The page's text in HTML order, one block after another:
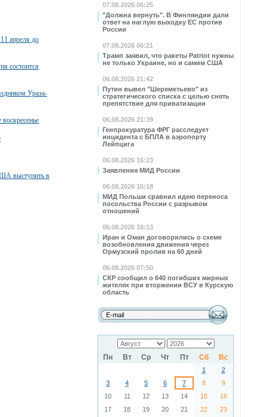
07.08.2026 06:25
"Должна вернуть". В Финляндии дали
ответ на наглую выходку ЕС против
России
07.08.2026 06:21
Трамп заявил, что ракеты Patriot нужны
не только Украине, но и самим США
06.08.2026 21:42
Путин вывел "Шереметьево" из
стратегического списка с целью снять
препятствие для приватизации
06.08.2026 21:39
Генпрокуратура ФРГ расследует
инцидента с БПЛА в аэропорту
Лейпцига
06.08.2026 16:23
Заявления МИД России
06.08.2026 16:18
МИД Польши сравнил идею переноса
посольства России с разрывом
отношений
06.08.2026 16:13
Иран и Оман договорились о схеме
возобновления движения через
Ормузский пролив на 60 дней
06.08.2026 07:50
СКР сообщил о 640 погибших мирных
жителях при вторжении ВСУ в Курскую
область
Пн Вт Ср Чт Пт Сб Вс
1
2
3
4 5 6 7 8
9
10
11 12 13 14 15
16
17
18 19 20 21 22
23
апреля до
состоится
Ураза-
выступить в